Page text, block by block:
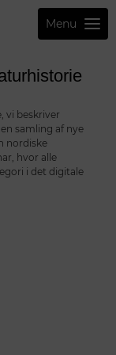
Menu
vi beskriver
samling af nye
nordiske
hvor alle
i det digitale